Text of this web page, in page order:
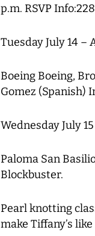
p.m. RSVP
Tuesday July 14 –
Boeing Boeing,
Gomez (Spanish)
Wednesday July 15
Paloma San
Blockbuster.
Pearl knotting
make Tiffany’s